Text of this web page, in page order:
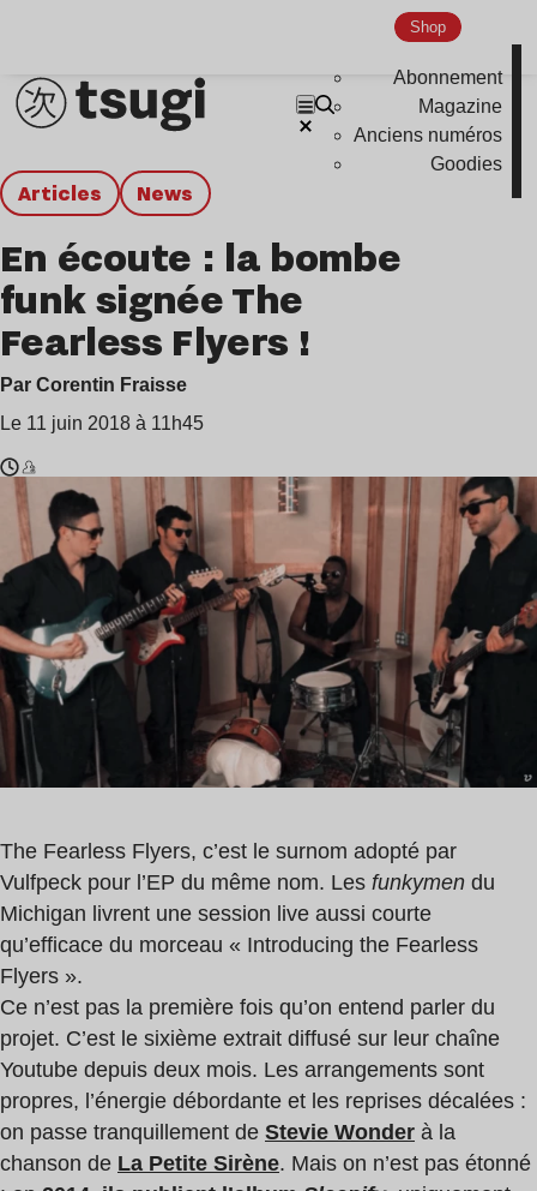
Shop
Abonnement
Magazine
Anciens numéros
Goodies
Articles news
En écoute : la bombe
funk signée The
Fearless Flyers !
Par Corentin Fraisse
Le 11 juin 2018 à 11h45
Temps
de
lecture
:
min
The
Fearless
Flyers
The Fearless Flyers, c’est le surnom adopté par
Vulfpeck pour l’EP du même nom. Les funkymen du
Michigan livrent une session live aussi courte
qu’efficace du morceau « Introducing the Fearless
Flyers ».
Ce n’est pas la première fois qu’on entend parler du
projet. C’est le sixième extrait diffusé sur leur chaîne
Youtube depuis deux mois. Les arrangements sont
propres, l’énergie débordante et les reprises décalées :
on passe tranquillement de Stevie Wonder à la
chanson de La Petite Sirène. Mais on n’est pas étonné